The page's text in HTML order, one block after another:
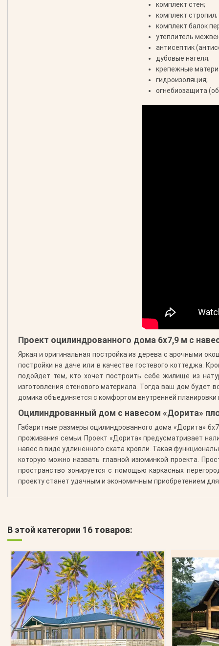
комплект стен;
комплект стропил;
комплект балок
утеплитель
антисептик
дубовые нагеля;
крепежные
гидроизоляция;
огнебиозащита
Проект оцилиндрованного дома 6х7,9 м с
Яркая и оригинальная постройка из дерева с арочными
постройки на даче или в качестве гостевого коттеджа.
подойдет тем, кто хочет построить себе жилище из
изготовления стенового материала. Тогда ваш дом
домика объединяется с комфортом внутренней
Оцилиндрованный дом с навесом «Дорита»
Габаритные размеры оцилиндрованного дома «Дорита»
проживания семьи. Проект «Дорита» предусматривает
навес в виде удлиненного ската кровли. Такая
которую можно назвать главной изюминкой проекта.
пространство зонируется с помощью каркасных
проекту станет удачным и экономичным приобретением
В этой категории 16 товаров: